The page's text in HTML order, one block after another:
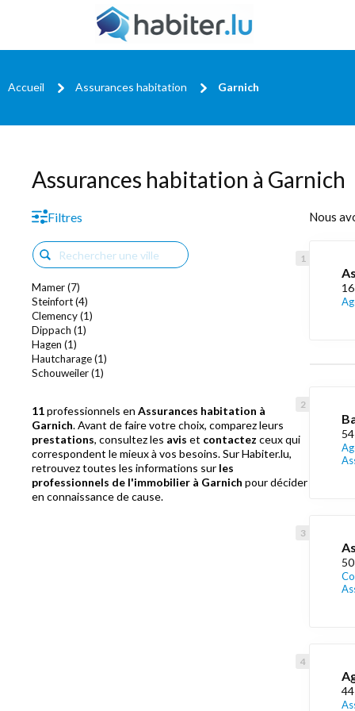
Accueil Assurances habitation Garnich
Assurances habitation à Garnich
Filtres
Mamer (7)
Steinfort (4)
Clemency (1)
Dippach (1)
Hagen (1)
Hautcharage (1)
Schouweiler (1)
11professionnels en Assurances habitation à
Garnich. Avant de faire votre choix, comparez leurs
prestations, consultez les avis et contactez ceux qui
correspondent le mieux à vos besoins. Sur Habiter.lu,
retrouvez toutes les informations sur les
professionnels de l'immobilier à Garnich pour décider
en connaissance de cause.
Nous